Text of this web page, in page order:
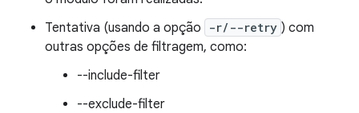
Tentativa (usando a opção
-r/--retry ) com
outras opções de filtragem, como:
--include-filter
--exclude-filter